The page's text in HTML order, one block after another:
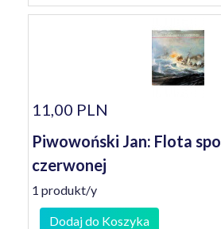
11,00 PLN
Piwowoński Jan: Flota
czerwonej
1 produkt/y
Dodaj do Koszyka